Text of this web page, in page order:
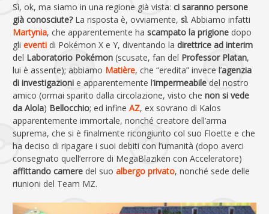
Sì, ok, ma siamo in una regione già vista: ci saranno persone
già conosciute?La risposta è, ovviamente, sì. Abbiamo infatti
Martynia, che apparentemente ha scampato la prigione dopo
gli eventi di Pokémon X e Y, diventando la direttrice ad interim
del Laboratorio Pokémon (scusate, fan del Professor Platan,
lui è assente); abbiamo Matière, che “eredita” invece l’agenzia
di investigazioni e apparentemente l’impermeabile del nostro
amico (ormai sparito dalla circolazione, visto che non si vede
da Alola) Bellocchio; ed infine AZ, ex sovrano di Kalos
apparentemente immortale, nonché creatore dell’arma
suprema, che si è finalmente ricongiunto col suo Floette e che
ha deciso di ripagare i suoi debiti con l’umanità (dopo averci
consegnato quell’errore di MegaBlaziken con Acceleratore)
affittando camere del suo albergo privato, nonché sede delle
riunioni del Team MZ.